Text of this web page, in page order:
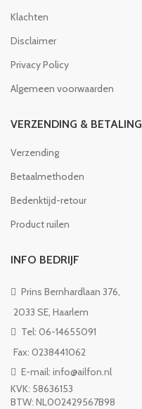
Klachten
Disclaimer
Privacy Policy
Algemeen voorwaarden
VERZENDING & BETALING
Verzending
Betaalmethoden
Bedenktijd-retour
Product ruilen
INFO BEDRIJF
Prins Bernhardlaan 376,
2033 SE, Haarlem
Tel: 06-14655091
Fax: 0238441062
E-mail: info@ailfon.nl
KVK: 58636153
BTW: NL002429567B98